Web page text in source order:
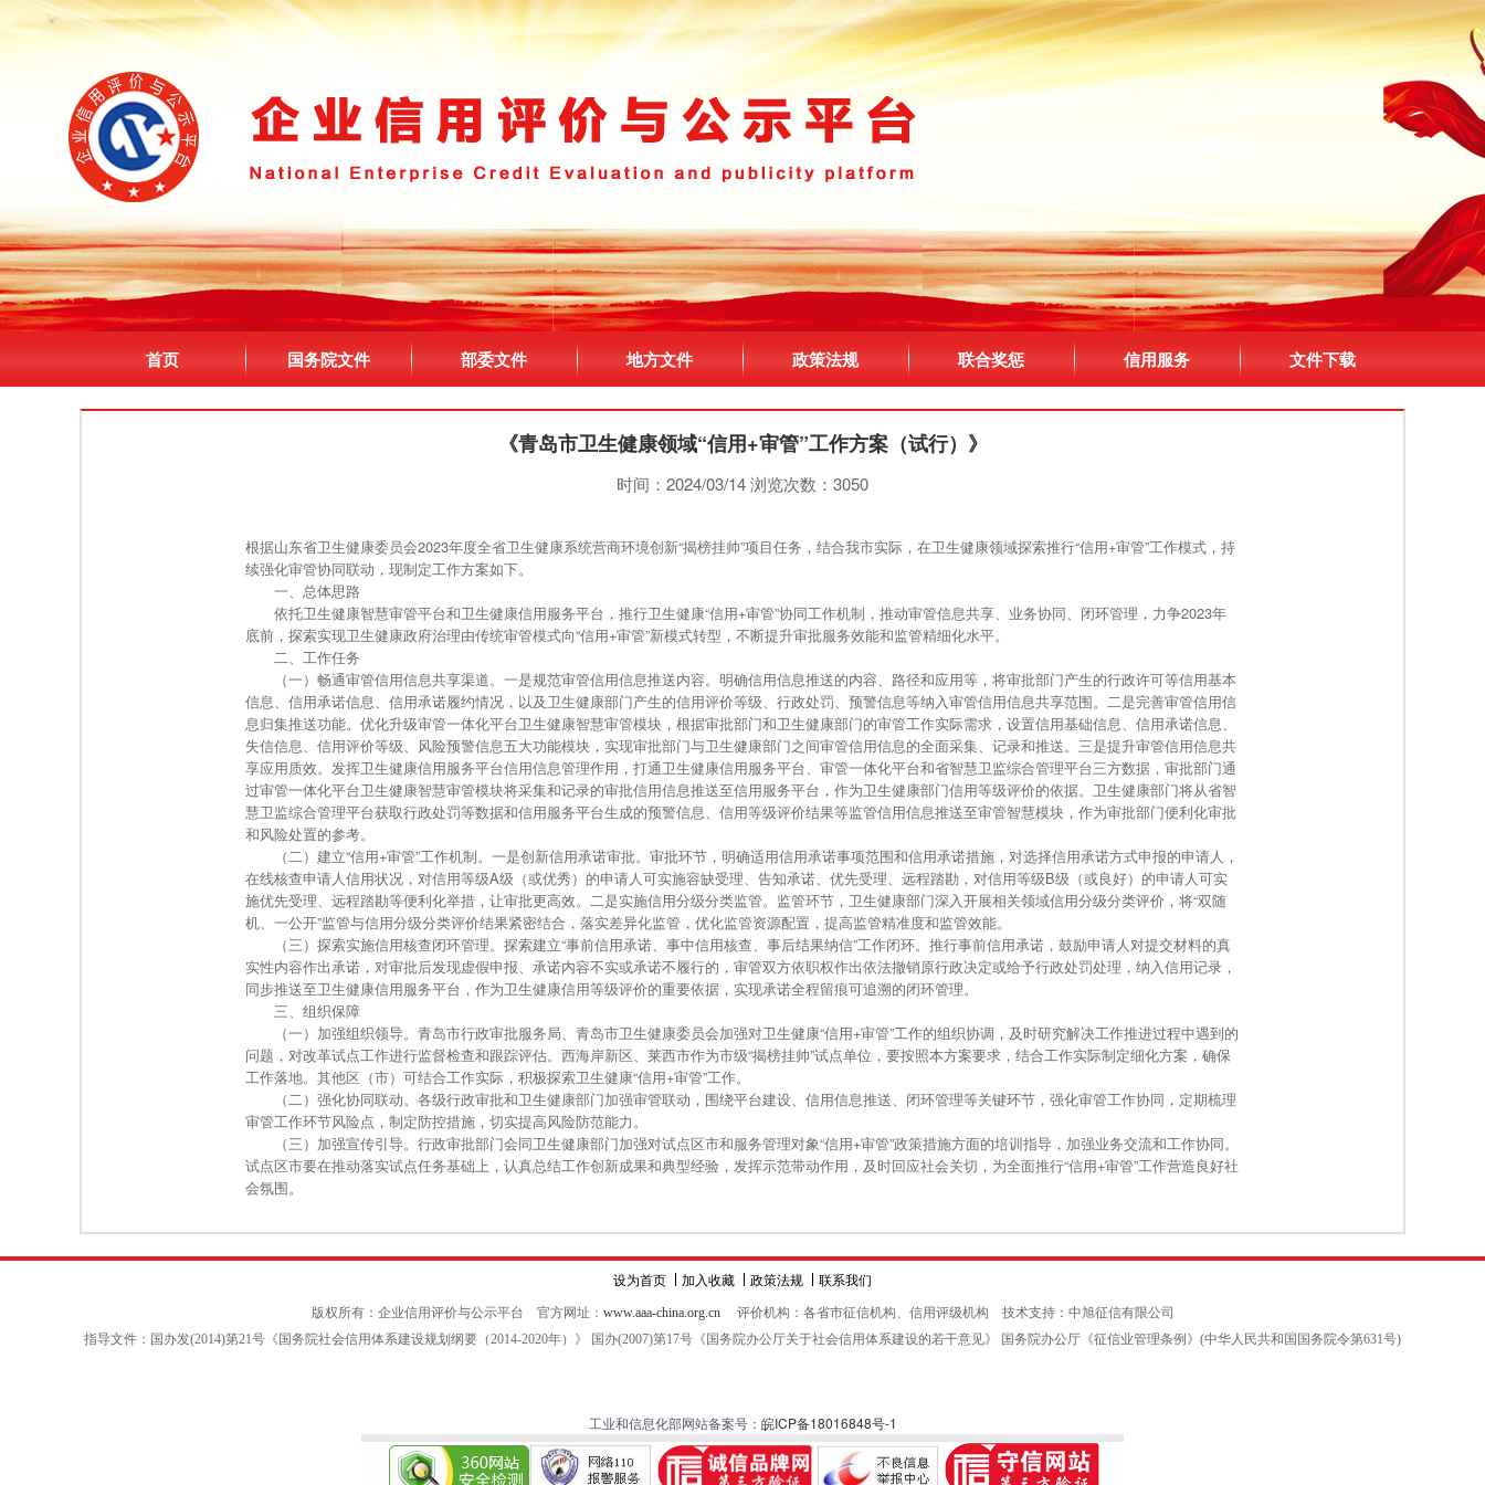
首页 国务院文件 部委文件 地方文件 政策法规 联合奖惩 信用服务 文件下载
《青岛市卫生健康领域“信用+审管”工作方案（试行）》
时间：2024/03/14浏览次数：3050
根据山东省卫生健康委员会2023年度全省卫生健康系统营商环境创新“揭榜挂帅”项目任务，结合我市实际，在卫生健康领域探索推行“信用+审管”工作模式，持
续强化审管协同联动，现制定工作方案如下。
一、总体思路
依托卫生健康智慧审管平台和卫生健康信用服务平台，推行卫生健康“信用+审管”协同工作机制，推动审管信息共享、业务协同、闭环管理，力争2023年
底前，探索实现卫生健康政府治理由传统审管模式向“信用+审管”新模式转型，不断提升审批服务效能和监管精细化水平。
二、工作任务
（一）畅通审管信用信息共享渠道。一是规范审管信用信息推送内容。明确信用信息推送的内容、路径和应用等，将审批部门产生的行政许可等信用基本
信息、信用承诺信息、信用承诺履约情况，以及卫生健康部门产生的信用评价等级、行政处罚、预警信息等纳入审管信用信息共享范围。二是完善审管信用信
息归集推送功能。优化升级审管一体化平台卫生健康智慧审管模块，根据审批部门和卫生健康部门的审管工作实际需求，设置信用基础信息、信用承诺信息、
失信信息、信用评价等级、风险预警信息五大功能模块，实现审批部门与卫生健康部门之间审管信用信息的全面采集、记录和推送。三是提升审管信用信息共
享应用质效。发挥卫生健康信用服务平台信用信息管理作用，打通卫生健康信用服务平台、审管一体化平台和省智慧卫监综合管理平台三方数据，审批部门通
过审管一体化平台卫生健康智慧审管模块将采集和记录的审批信用信息推送至信用服务平台，作为卫生健康部门信用等级评价的依据。卫生健康部门将从省智
慧卫监综合管理平台获取行政处罚等数据和信用服务平台生成的预警信息、信用等级评价结果等监管信用信息推送至审管智慧模块，作为审批部门便利化审批
和风险处置的参考。
（二）建立“信用+审管”工作机制。一是创新信用承诺审批。审批环节，明确适用信用承诺事项范围和信用承诺措施，对选择信用承诺方式申报的申请人，
在线核查申请人信用状况，对信用等级A级（或优秀）的申请人可实施容缺受理、告知承诺、优先受理、远程踏勘，对信用等级B级（或良好）的申请人可实
施优先受理、远程踏勘等便利化举措，让审批更高效。二是实施信用分级分类监管。监管环节，卫生健康部门深入开展相关领域信用分级分类评价，将“双随
机、一公开”监管与信用分级分类评价结果紧密结合，落实差异化监管，优化监管资源配置，提高监管精准度和监管效能。
（三）探索实施信用核查闭环管理。探索建立“事前信用承诺、事中信用核查、事后结果纳信”工作闭环。推行事前信用承诺，鼓励申请人对提交材料的真
实性内容作出承诺，对审批后发现虚假申报、承诺内容不实或承诺不履行的，审管双方依职权作出依法撤销原行政决定或给予行政处罚处理，纳入信用记录，
同步推送至卫生健康信用服务平台，作为卫生健康信用等级评价的重要依据，实现承诺全程留痕可追溯的闭环管理。
三、组织保障
（一）加强组织领导。青岛市行政审批服务局、青岛市卫生健康委员会加强对卫生健康“信用+审管”工作的组织协调，及时研究解决工作推进过程中遇到的
问题，对改革试点工作进行监督检查和跟踪评估。西海岸新区、莱西市作为市级“揭榜挂帅”试点单位，要按照本方案要求，结合工作实际制定细化方案，确保
工作落地。其他区（市）可结合工作实际，积极探索卫生健康“信用+审管”工作。
（二）强化协同联动。各级行政审批和卫生健康部门加强审管联动，围绕平台建设、信用信息推送、闭环管理等关键环节，强化审管工作协同，定期梳理
审管工作环节风险点，制定防控措施，切实提高风险防范能力。
（三）加强宣传引导。行政审批部门会同卫生健康部门加强对试点区市和服务管理对象“信用+审管”政策措施方面的培训指导，加强业务交流和工作协同。
试点区市要在推动落实试点任务基础上，认真总结工作创新成果和典型经验，发挥示范带动作用，及时回应社会关切，为全面推行“信用+审管”工作营造良好社
会氛围。
设为首页 加入收藏 政策法规 联系我们
版权所有：企业信用评价与公示平台 官方网址： www.aaa-china.org.cn评价机构：各省市征信机构、信用评级机构 技术支持：中旭征信有限公司
指导文件：国办发(2014)第21号《国务院社会信用体系建设规划纲要（2014-2020年）》 国办(2007)第17号《国务院办公厅关于社会信用体系建设的若干意见》 国务院办公厅《征信业管理条例》(中华人民共和国国务院令第631号)
工业和信息化部网站备案号： 皖ICP备18016848号-1